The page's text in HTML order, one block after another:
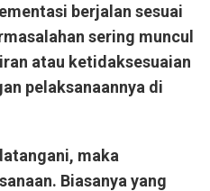
berjalan sesuai
sering muncul
atau ketidaksesuaian
pelaksanaannya di
maka
Biasanya yang